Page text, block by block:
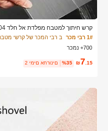
ר, פירות וירקות, קל לניקוי, לבישול ביתי
1# רבי מכר
700+ נמכר
₪7.15
%35 2 ימים אחרונים